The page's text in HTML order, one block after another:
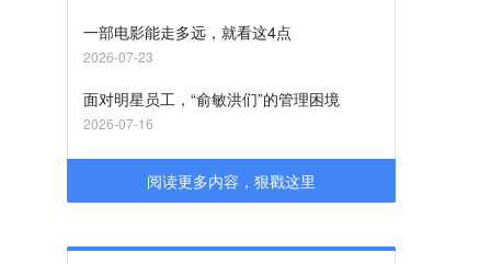
一部电影能走多远，就看这4点
2026-07-23
面对明星员工，“俞敏洪们”的管理困境
2026-07-16
阅读更多内容，狠戳这里